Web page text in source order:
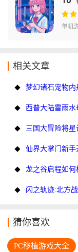
单机
相关文章
梦幻诸石宠物
西普大陆雷雨
三国大冒险将
仙界大掌门新手
龙之谷启程如何
闪之轨迹:北方
猜你喜欢
PC移植游戏大全